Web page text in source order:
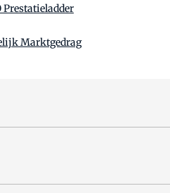
Prestatieladder
Marktgedrag